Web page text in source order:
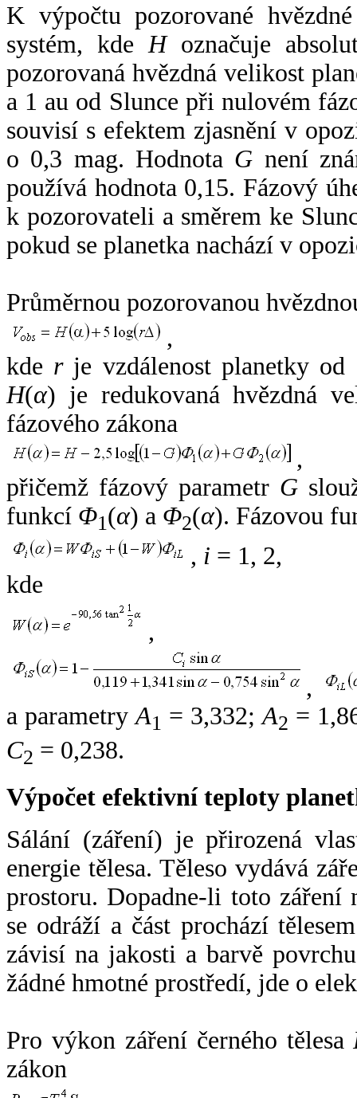
K výpočtu pozorované
systém, kde Hoznačuje
pozorovaná hvězdná velikost
a 1 au od Slunce při nulovém
souvisí s efektem zjasnění v
o 0,3 mag. Hodnota G není
používá hodnota 0,15. Fázový
k pozorovateli a směrem ke
pokud se planetka nachází v
Průměrnou pozorovanou
,
kde rje vzdálenost planetky od
H(α) je redukovaná hvězdná
fázového zákona
,
přičemž fázový parametr G
funkcí Φ1(α) a Φ2(α). Fázovou
, i = 1, 2,
kde
,
,
a parametryA1 = 3,332;A2 =
C2 = 0,238.
Výpočet efektivní teploty
Sálání (záření) je přirozená
energie tělesa. Těleso vydává
prostoru. Dopadne-li toto záření
se odráží a část prochází
závisí na jakosti a barvě
žádné hmotné prostředí, jde o
Pro výkon záření černého tělesa
zákon